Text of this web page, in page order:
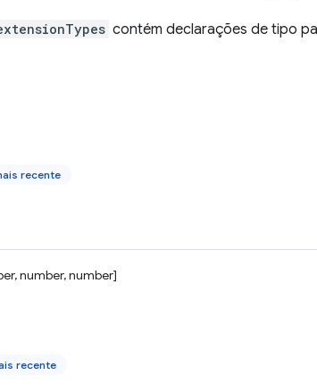
contém declarações de tipo
recente
number, number]
recente